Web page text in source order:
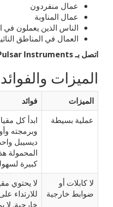
عمال منفردون
عمال المناوبة
الناس الذين يعملون في
العمال في المناطق
اتصل بـ Pulsar Instruments لمعرفة المزيد.
الميزات والفوائد
الميزات
فوائد
عملية بسيطة
ابدأ كل
وبرمجته
ديسيبل
المحمولة
كبيرة
لا كابلات أو
ضوابط خارجية
لا يحتوي
للارتداء
خارجية. لا